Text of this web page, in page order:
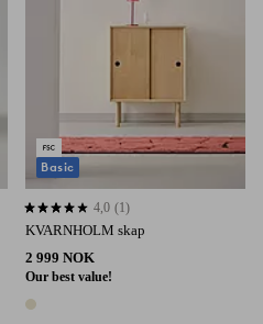
KVARNHOLM skap
2 999 NOK
Our best value!
1 farge
4,0 basert på 1 karaktergivninger
4,0 (1)
Basic